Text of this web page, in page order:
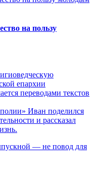
на пользу
епархии
переводами текстов
Иван поделился
и рассказал